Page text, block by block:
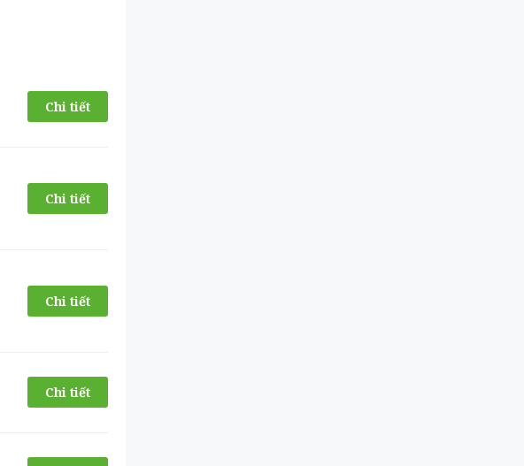
Chi tiết
Chi tiết
Chi tiết
Chi tiết